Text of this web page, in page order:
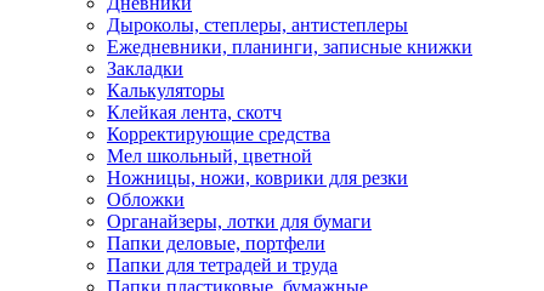
Дыроколы, степлеры, антистеплеры
Ежедневники, планинги, записные книжки
Закладки
Калькуляторы
Клейкая лента, скотч
Корректирующие средства
Мел школьный, цветной
Ножницы, ножи, коврики для резки
Обложки
Органайзеры, лотки для бумаги
Папки деловые, портфели
Папки для тетрадей и труда
Папки пластиковые, бумажные